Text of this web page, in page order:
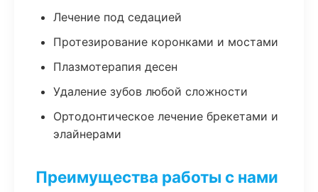
Лечение под седацией
Протезирование коронками и мостами
Плазмотерапия десен
Удаление зубов любой сложности
Ортодонтическое лечение брекетами и
элайнерами
Преимущества работы с нами